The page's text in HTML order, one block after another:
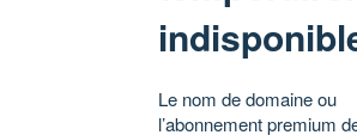
Le nom de domaine ou
l’abonnement premium